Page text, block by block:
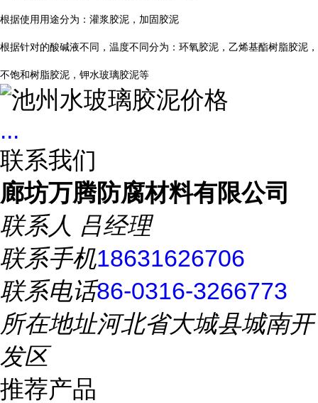
根据使用用途分为：灌浆胶泥，加固胶泥
根据针对的酸碱液不同，温度不同分为：环氧胶泥，乙烯基酯树脂胶泥，
不饱和树脂胶泥，钾水玻璃胶泥等
...
联系我们
廊坊万腾防腐材料有限公司
联系人 吕经理
联系手机18631626706
联系电话86-0316-3266773
所在地址河北省大城县城南开
发区
推荐产品